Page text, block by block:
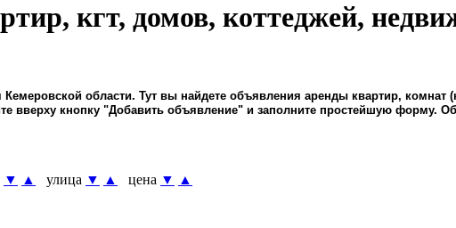
кгт, домов, коттеджей,
области. Тут вы найдете объявления аренды квартир, комнат
вверху кнопку "Добавить объявление" и заполните простейшую форму.
▼ ▲ улица ▼ ▲ цена ▼ ▲